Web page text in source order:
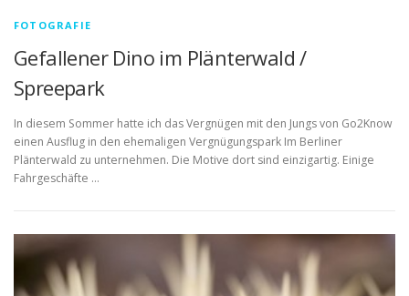
FOTOGRAFIE
Gefallener Dino im Plänterwald /
Spreepark
In diesem Sommer hatte ich das Vergnügen mit den Jungs von Go2Know
einen Ausflug in den ehemaligen Vergnügungspark Im Berliner
Plänterwald zu unternehmen. Die Motive dort sind einzigartig. Einige
Fahrgeschäfte …